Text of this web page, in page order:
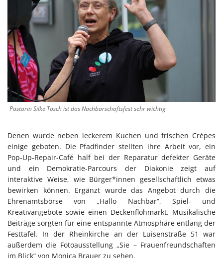
Pastorin Silke Tosch ist das Nachbarschaftsfest sehr wichtig
Denen wurde neben leckerem Kuchen und frischen Crépes
einige geboten. Die Pfadfinder stellten ihre Arbeit vor, ein
Pop-Up-Repair-Café half bei der Reparatur defekter Geräte
und ein Demokratie-Parcours der Diakonie zeigt auf
interaktive Weise, wie Bürger*innen gesellschaftlich etwas
bewirken können. Ergänzt wurde das Angebot durch die
Ehrenamtsbörse von „Hallo Nachbar“, Spiel- und
Kreativangebote sowie einen Deckenflohmarkt. Musikalische
Beiträge sorgten für eine entspannte Atmosphäre entlang der
Festtafel. In der Rheinkirche an der Luisenstraße 51 war
außerdem die Fotoausstellung „Sie – Frauenfreundschaften
im Blick“ von Monica Brauer zu sehen.